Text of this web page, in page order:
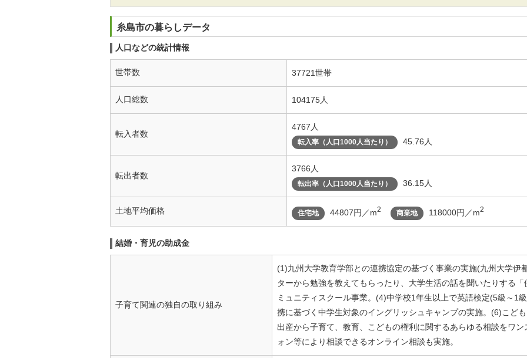
糸島市の暮らしデータ
人口などの統計情報
世帯数 37721世帯
人口総数 104175人
転入者数
4767人
転入率（人口1000人当たり） 45.76人
転出者数
3766人
転出率（人口1000人当たり） 36.15人
土地平均価格 住宅地 44807円／m2 商業地 118000円／m2
結婚・育児の助成金
子育て関連の独自の取り組み
(1)九州大学教育学部との連携協定の基づく事業の実施(九州大学伊
ターから勉強を教えてもらったり、大学生活の話を聞いたりする
ミュニティスクール事業。(4)中学校1年生以上で英語検定(5級～1
携に基づく中学生対象のイングリッシュキャンプの実施。(6)こど
出産から子育て、教育、こどもの権利に関するあらゆる相談をワ
ォン等により相談できるオンライン相談も実施。